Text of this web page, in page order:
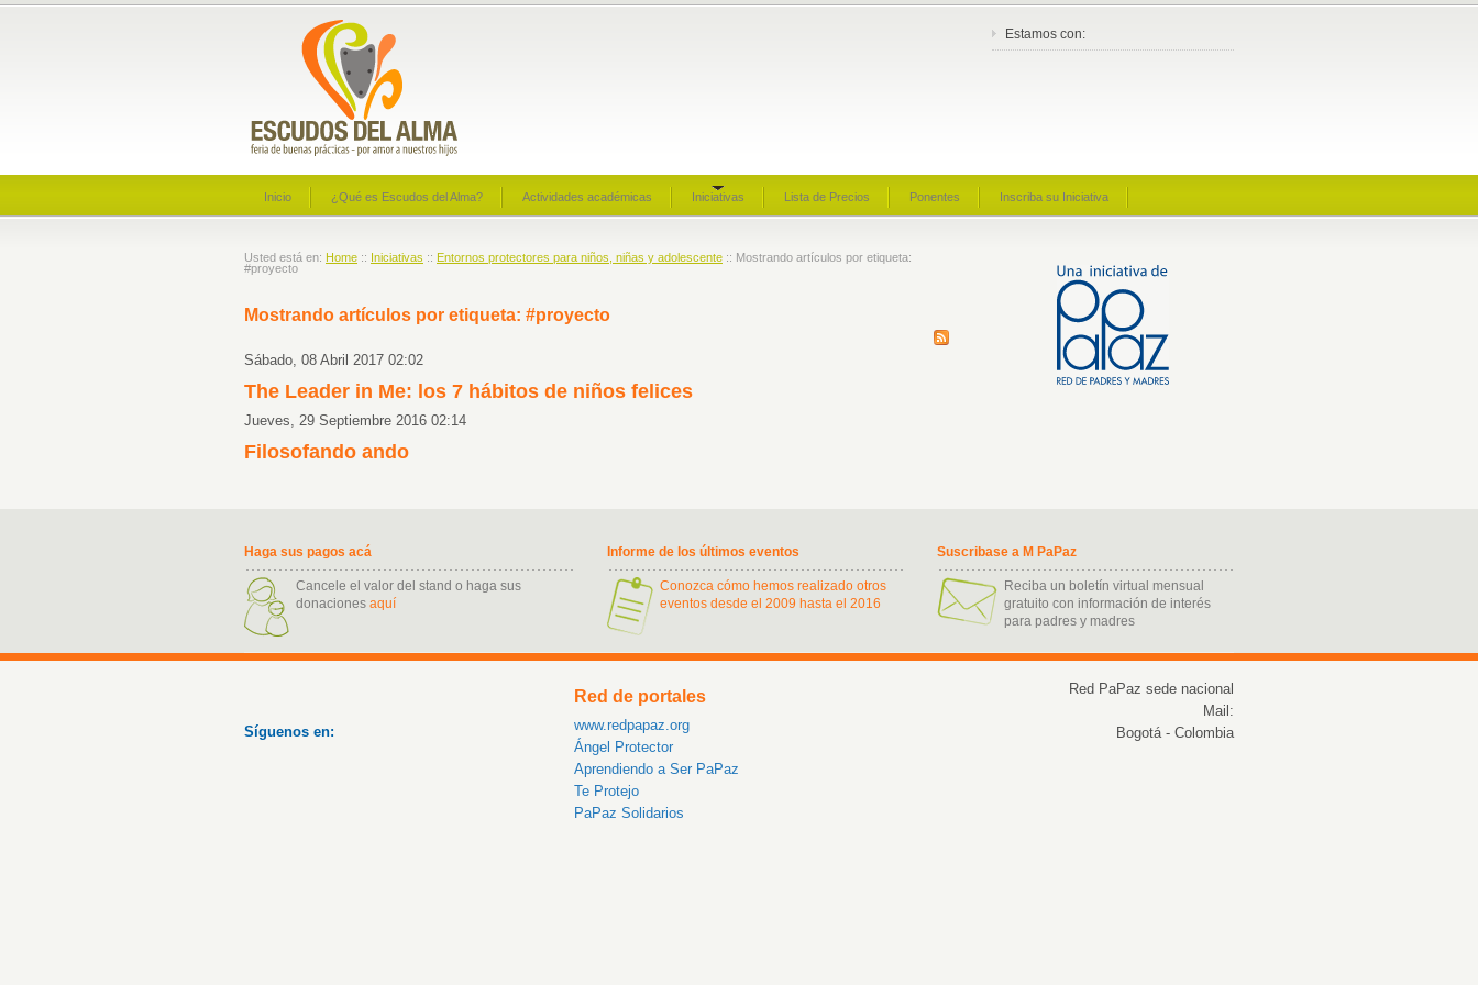
Estamos con:
Inicio ¿Qué es Escudos del Alma? Actividades académicas Iniciativas Lista de Precios Ponentes Inscriba su Iniciativa
Usted está en: Home :: Iniciativas :: Entornos protectores para niños, niñas y adolescente :: Mostrando artículos por etiqueta:
#proyecto
Mostrando artículos por etiqueta: #proyecto
Sábado, 08 Abril 2017 02:02
The Leader in Me: los 7 hábitos de niños felices
Jueves, 29 Septiembre 2016 02:14
Filosofando ando
Haga sus pagos acá
Cancele el valor del stand o haga sus
donaciones aquí
Informe de los últimos eventos
Conozca cómo hemos realizado otros
eventos desde el 2009 hasta el 2016
Suscribase a M PaPaz
Reciba un boletín virtual mensual
gratuito con información de interés
para padres y madres
Síguenos en:
Red de portales
www.redpapaz.org
Ángel Protector
Aprendiendo a Ser PaPaz
Te Protejo
PaPaz Solidarios
Red PaPaz sede nacional
Mail:
Bogotá - Colombia